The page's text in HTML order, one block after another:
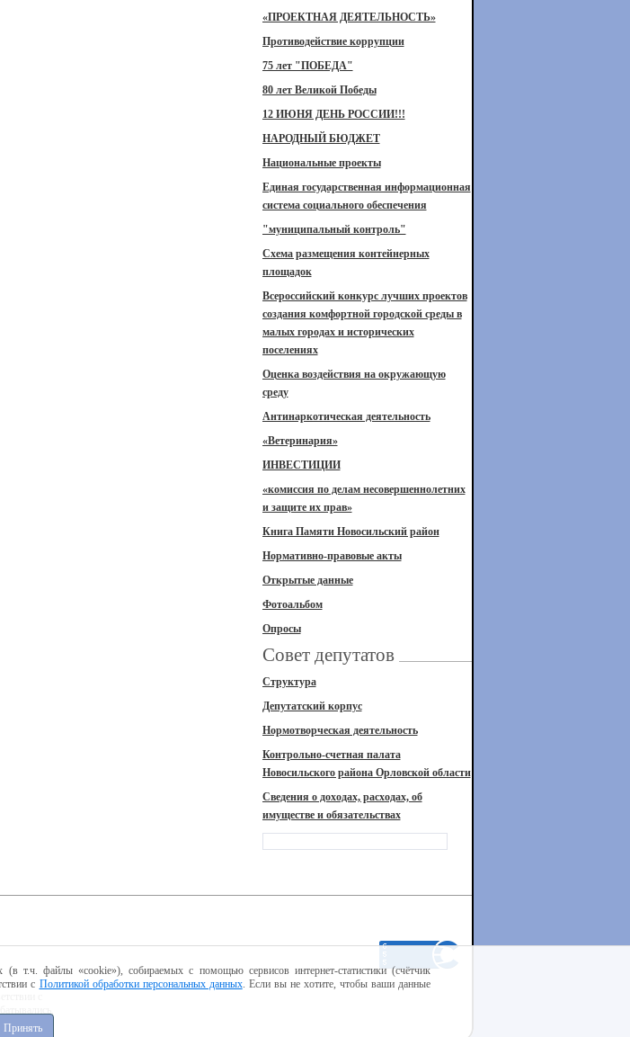
«ПРОЕКТНАЯ ДЕЯТЕЛЬНОСТЬ»
Противодействие коррупции
75 лет "ПОБЕДА"
80 лет Великой Победы
12 ИЮНЯ ДЕНЬ РОССИИ!!!
НАРОДНЫЙ БЮДЖЕТ
Национальные проекты
Единая государственная информационная
система социального обеспечения
"муниципальный контроль"
Схема размещения контейнерных
площадок
Всероссийский конкурс лучших проектов
создания комфортной городской среды в
малых городах и исторических
поселениях
Оценка воздействия на окружающую
среду
Антинаркотическая деятельность
«Ветеринария»
ИНВЕСТИЦИИ
«комиссия по делам несовершеннолетних
и защите их прав»
Книга Памяти Новосильский район
Нормативно-правовые акты
Открытые данные
Фотоальбом
Опросы
Совет депутатов
Структура
Депутатский корпус
Нормотворческая деятельность
Контрольно-счетная палата
Новосильского района Орловской области
Сведения о доходах, расходах, об
имуществе и обязательствах
с
т.ч. файлы «cookie»), собираемых с помощью сервисов интернет-статистики (счётчик
с Политикой обработки персональных данных. Если вы не хотите, чтобы ваши данные
Принять